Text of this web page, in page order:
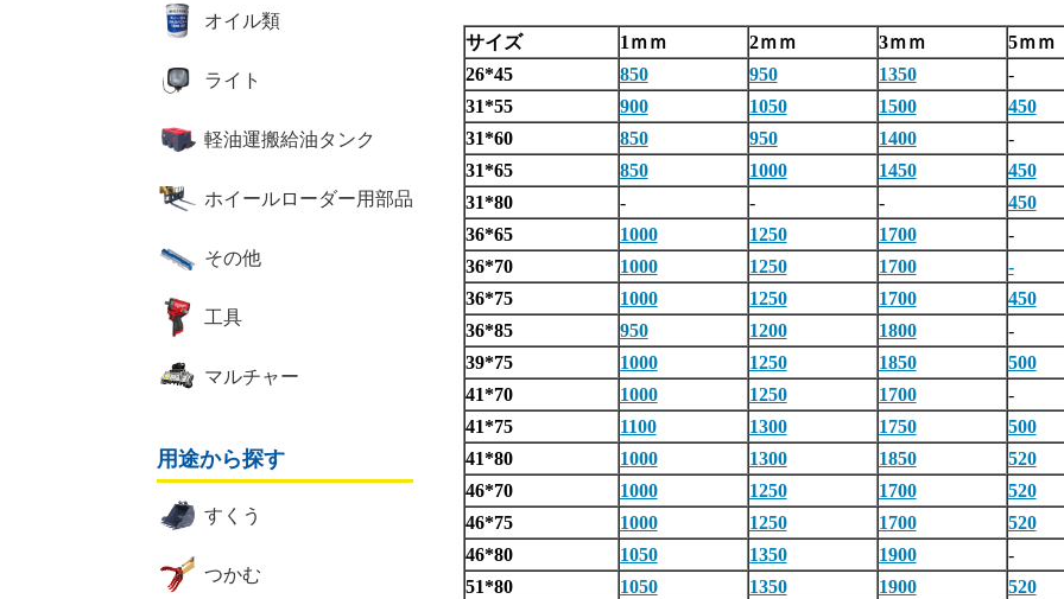
オイル類
ライト
軽油運搬給油タンク
ホイールローダー用部品
その他
工具
マルチャー
用途から探す
すくう
つかむ
サイズ 1ｍｍ 2ｍｍ 3ｍｍ 5ｍｍ
26*45
850 950 1350 -
31*55
900 1050 1500 450
31*60
850 950 1400 -
31*65
850 1000 1450 450
31*80
- - - 450
36*65
1000 1250 1700 -
36*70
1000 1250 1700 -
36*75
1000 1250 1700 450
36*85
950 1200 1800 -
39*75
1000 1250 1850 500
41*70
1000 1250 1700 -
41*75
1100 1300 1750 500
41*80
1000 1300 1850 520
46*70
1000 1250 1700 520
46*75
1000 1250 1700 520
46*80
1050 1350 1900 -
51*80
1050 1350 1900 520